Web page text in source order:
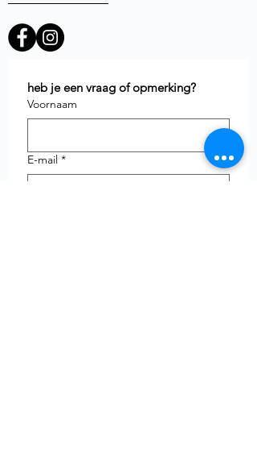
heb je een vraag of opmerking?
Voornaam
E-mail *